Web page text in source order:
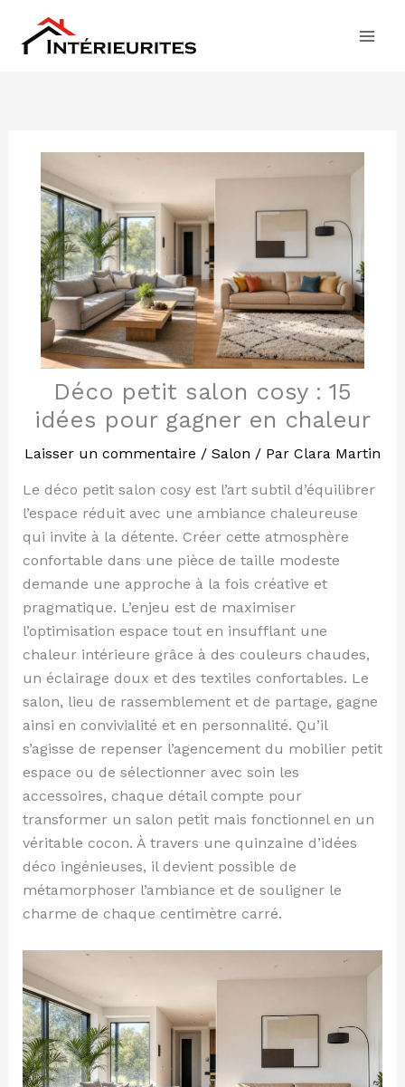
contenu
Déco petit salon cosy : 15
idées pour gagner en chaleur
Laisser un commentaire / Salon / Par Clara Martin
Le déco petit salon cosy est l’art subtil d’équilibrer
l’espace réduit avec une ambiance chaleureuse
qui invite à la détente. Créer cette atmosphère
confortable dans une pièce de taille modeste
demande une approche à la fois créative et
pragmatique. L’enjeu est de maximiser
l’optimisation espace tout en insufflant une
chaleur intérieure grâce à des couleurs chaudes,
un éclairage doux et des textiles confortables. Le
salon, lieu de rassemblement et de partage, gagne
ainsi en convivialité et en personnalité. Qu’il
s’agisse de repenser l’agencement du mobilier petit
espace ou de sélectionner avec soin les
accessoires, chaque détail compte pour
transformer un salon petit mais fonctionnel en un
véritable cocon. À travers une quinzaine d’idées
déco ingénieuses, il devient possible de
métamorphoser l’ambiance et de souligner le
charme de chaque centimètre carré.